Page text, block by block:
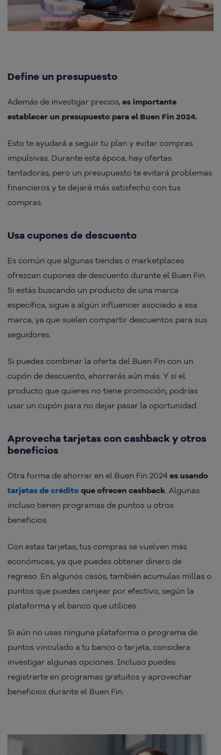
Define un presupuesto
Además de investigar precios, es importante
establecer un presupuesto para el Buen Fin 2024.
Esto te ayudará a seguir tu plan y evitar compras
impulsivas. Durante esta época, hay ofertas
tentadoras, pero un presupuesto te evitará problemas
financieros y te dejará más satisfecho con tus
compras.
Usa cupones de descuento
Es común que algunas tiendas o marketplaces
ofrezcan cupones de descuento durante el Buen Fin.
Si estás buscando un producto de una marca
específica, sigue a algún influencer asociado a esa
marca, ya que suelen compartir descuentos para sus
seguidores.
Si puedes combinar la oferta del Buen Fin con un
cupón de descuento, ahorrarás aún más. Y si el
producto que quieres no tiene promoción, podrías
usar un cupón para no dejar pasar la oportunidad.
Aprovecha tarjetas con cashback y otros
beneficios
Otra forma de ahorrar en el Buen Fin 2024 es usando
tarjetas de crédito que ofrecen cashback. Algunas
incluso tienen programas de puntos u otros
beneficios.
Con estas tarjetas, tus compras se vuelven más
económicas, ya que puedes obtener dinero de
regreso. En algunos casos, también acumulas millas o
puntos que puedes canjear por efectivo, según la
plataforma y el banco que utilices.
Si aún no usas ninguna plataforma o programa de
puntos vinculado a tu banco o tarjeta, considera
investigar algunas opciones. Incluso puedes
registrarte en programas gratuitos y aprovechar
beneficios durante el Buen Fin.